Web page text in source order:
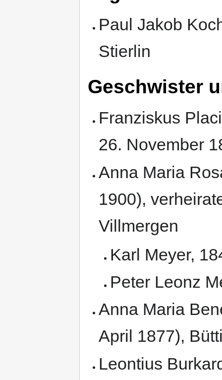
Paul Jakob
Stierlin
Geschwister
Franziskus
26. November
Anna Maria
1900),
Villmergen
Karl Meyer,
Peter Leonz
Anna Maria
April 1877),
Leontius